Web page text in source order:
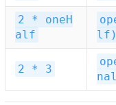
2 * oneH
alf
lf)
2 * 3